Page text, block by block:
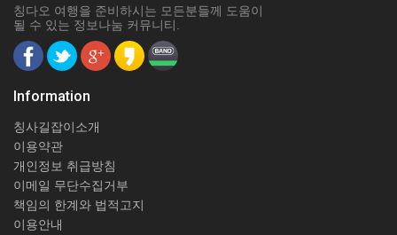
칭다오 여행을 준비하시는 모든분들께 도움이
될 수 있는 정보나눔 커뮤니티.
Information
칭사길잡이소개
이용약관
개인정보 취급방침
이메일 무단수집거부
책임의 한계와 법적고지
이용안내